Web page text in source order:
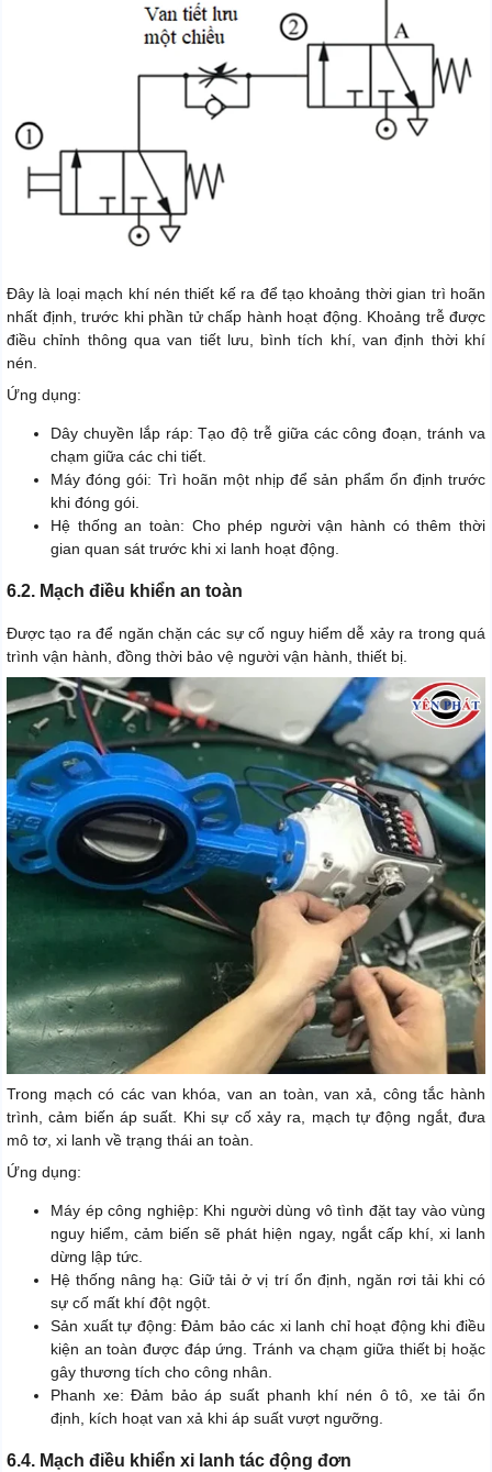
Đây là loại mạch khí nén thiết kế ra để tạo khoảng thời gian trì hoãn
nhất định, trước khi phần tử chấp hành hoạt động. Khoảng trễ được
điều chỉnh thông qua van tiết lưu, bình tích khí, van định thời khí
nén.
Ứng dụng:
Dây chuyền lắp ráp: Tạo độ trễ giữa các công đoạn, tránh va
chạm giữa các chi tiết.
Máy đóng gói: Trì hoãn một nhịp để sản phẩm ổn định trước
khi đóng gói.
Hệ thống an toàn: Cho phép người vận hành có thêm thời
gian quan sát trước khi xi lanh hoạt động.
6.2. Mạch điều khiển an toàn
Được tạo ra để ngăn chặn các sự cố nguy hiểm dễ xảy ra trong quá
trình vận hành, đồng thời bảo vệ người vận hành, thiết bị.
Trong mạch có các van khóa, van an toàn, van xả, công tắc hành
trình, cảm biến áp suất. Khi sự cố xảy ra, mạch tự động ngắt, đưa
mô tơ, xi lanh về trạng thái an toàn.
Ứng dụng:
Máy ép công nghiệp: Khi người dùng vô tình đặt tay vào vùng
nguy hiểm, cảm biến sẽ phát hiện ngay, ngắt cấp khí, xi lanh
dừng lập tức.
Hệ thống nâng hạ: Giữ tải ở vị trí ổn định, ngăn rơi tải khi có
sự cố mất khí đột ngột.
Sản xuất tự động: Đảm bảo các xi lanh chỉ hoạt động khi điều
kiện an toàn được đáp ứng. Tránh va chạm giữa thiết bị hoặc
gây thương tích cho công nhân.
Phanh xe: Đảm bảo áp suất phanh khí nén ô tô, xe tải ổn
định, kích hoạt van xả khi áp suất vượt ngưỡng.
6.4. Mạch điều khiển xi lanh tác động đơn